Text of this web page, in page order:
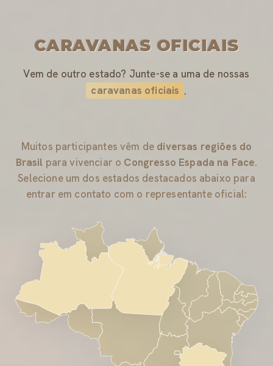
CARAVANAS OFICIAIS
Vem de outro estado? Junte-se a uma de nossas
caravanas oficiais .
Muitos participantes vêm de diversas regiões do
Brasil para vivenciar o Congresso Espada na Face.
Selecione um dos estados destacados abaixo para
entrar em contato com o representante oficial: